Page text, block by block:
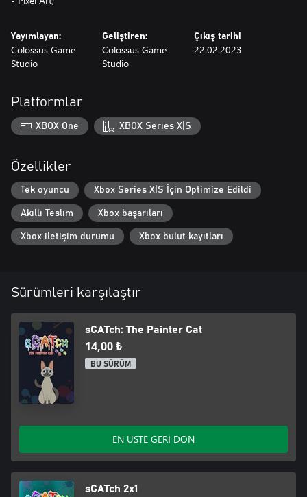
Yayımlayan:
Colossus Game
Studio
Geliştiren:
Colossus Game
Studio
Çıkış tarihi
22.02.2023
Platformlar
XBOX One XBOX Series X|S
Özellikler
Tek oyuncu Xbox Series X|S İçin Optimize Edildi
Akıllı Teslim Xbox başarıları
Xbox iletişim durumu Xbox bulut kayıtları
Sürümleri karşılaştır
sCATch: The Painter Cat
14,00 ₺
BU SÜRÜM
EN ÜSTE GERİ DÖN
sCATch 2x1